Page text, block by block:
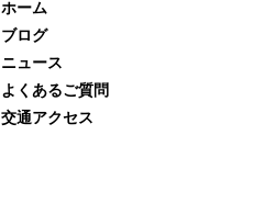
ホーム
ブログ
ニュース
よくあるご質問
交通アクセス